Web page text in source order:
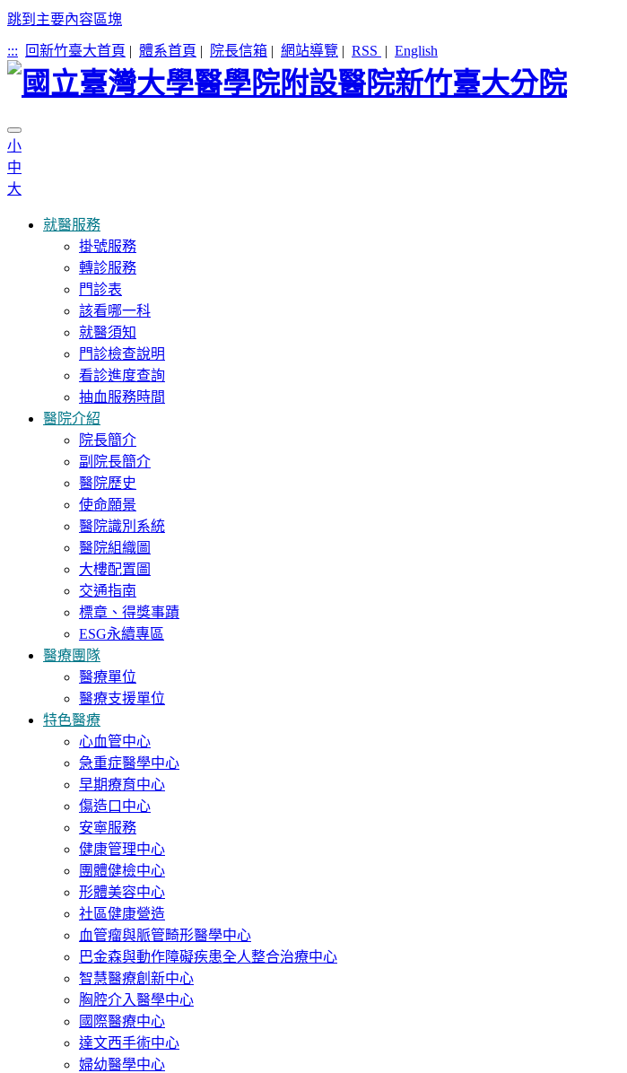
跳到主要內容區塊
::: 回新竹臺大首頁 | 體系首頁 | 院長信箱 | 網站導覽 | RSS | English
小
中
大
就醫服務
掛號服務
轉診服務
門診表
該看哪一科
就醫須知
門診檢查說明
看診進度查詢
抽血服務時間
醫院介紹
院長簡介
副院長簡介
醫院歷史
使命願景
醫院識別系統
醫院組織圖
大樓配置圖
交通指南
標章、得獎事蹟
ESG永續專區
醫療團隊
醫療單位
醫療支援單位
特色醫療
心血管中心
急重症醫學中心
早期療育中心
傷造口中心
安寧服務
健康管理中心
團體健檢中心
形體美容中心
社區健康營造
血管瘤與脈管畸形醫學中心
巴金森與動作障礙疾患全人整合治療中心
智慧醫療創新中心
胸腔介入醫學中心
國際醫療中心
達文西手術中心
婦幼醫學中心